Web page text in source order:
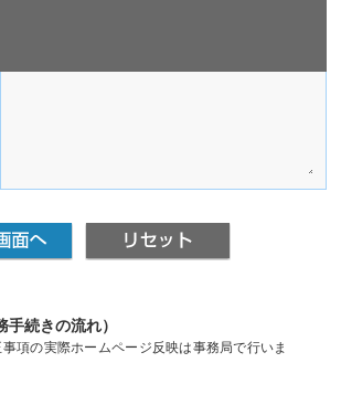
続きの流れ）
項の実際ホームページ反映は事務局で行いま